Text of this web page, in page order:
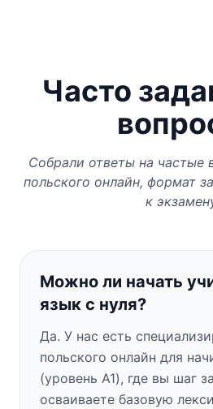
Часто
Собрали ответы на частые
польского онлайн, формат
к
Можно ли начать
язык с нуля?
Да. У нас есть
польского онлайн для
(уровень A1), где вы шаг
осваиваете базовую